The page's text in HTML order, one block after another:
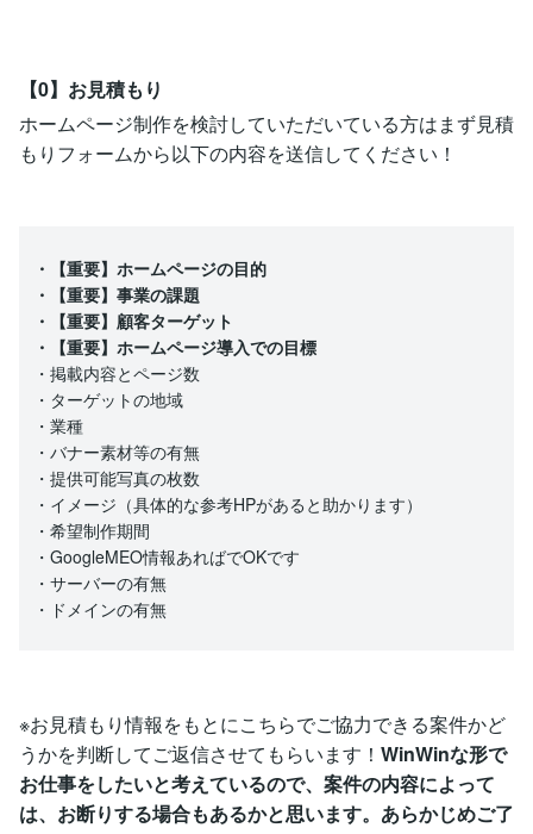
【0】お見積もり
ホームページ制作を検討していただいている方はまず見積
もりフォームから以下の内容を送信してください！
・【重要】ホームページの目的
・【重要】事業の課題
・【重要】顧客ターゲット
・【重要】ホームページ導入での目標
・掲載内容とページ数
・ターゲットの地域
・業種
・バナー素材等の有無
・提供可能写真の枚数
・イメージ（具体的な参考HPがあると助かります）
・希望制作期間
・GoogleMEO情報あればでOKです
・サーバーの有無
・ドメインの有無
※お見積もり情報をもとにこちらでご協力できる案件かど
うかを判断してご返信させてもらいます！ WinWinな形で
お仕事をしたいと考えているので、案件の内容によって
は、お断りする場合もあるかと思います。あらかじめご了